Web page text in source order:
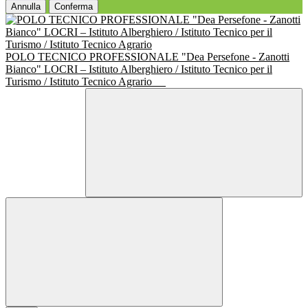
Annulla Conferma
POLO TECNICO PROFESSIONALE "Dea Persefone - Zanotti
Bianco" LOCRI – Istituto Alberghiero / Istituto Tecnico per il
Turismo / Istituto Tecnico Agrario